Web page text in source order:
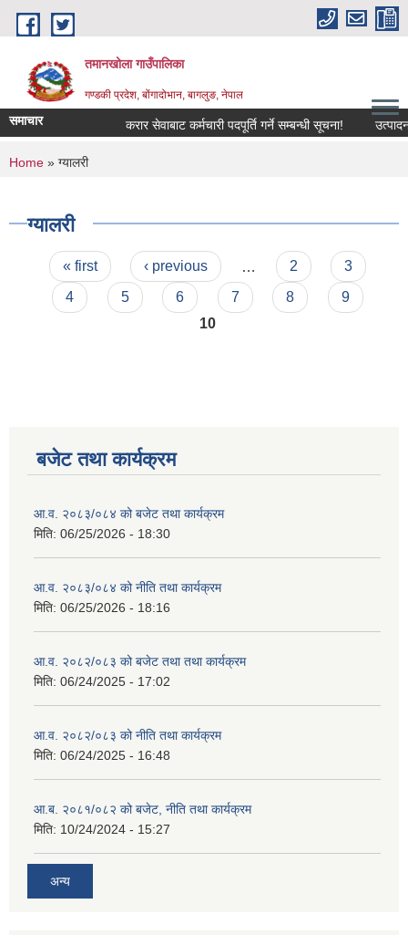
Skip to main content
तमानखोला गाउँपालिका
गण्डकी प्रदेश, बोंगादोभान, बागलुङ, नेपाल
समाचार करार सेवाबाट कर्मचारी पदपूर्ति गर्ने सम्बन्धी सूचना!
You are here
Home » ग्यालरी
ग्यालरी
Pages
« first ‹ previous 2
3
4
5 6 7 8
9
10
बजेट तथा कार्यक्रम
आ.व. २०८३/०८४ को बजेट तथा कार्यक्रम
मिति: 06/25/2026 - 18:30
आ.व. २०८३/०८४ को नीति तथा कार्यक्रम
मिति: 06/25/2026 - 18:16
आ.व. २०८२/०८३ को बजेट तथा तथा कार्यक्रम
मिति: 06/24/2025 - 17:02
आ.व. २०८२/०८३ को नीति तथा कार्यक्रम
मिति: 06/24/2025 - 16:48
आ.ब. २०८१/०८२ को बजेट, नीति तथा कार्यक्रम
मिति: 10/24/2024 - 15:27
अन्य